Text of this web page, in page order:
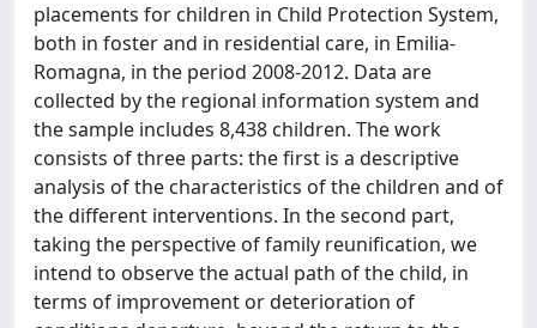
placements for children in Child Protection System,
both in foster and in residential care, in Emilia-
Romagna, in the period 2008-2012. Data are
collected by the regional information system and
the sample includes 8,438 children. The work
consists of three parts: the first is a descriptive
analysis of the characteristics of the children and of
the different interventions. In the second part,
taking the perspective of family reunification, we
intend to observe the actual path of the child, in
terms of improvement or deterioration of